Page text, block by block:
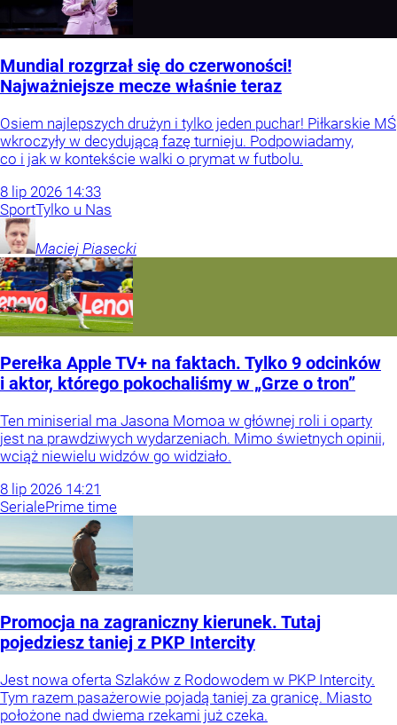
Mundial rozgrzał się do czerwoności!
Najważniejsze mecze właśnie teraz
Osiem najlepszych drużyn i tylko jeden puchar! Piłkarskie MŚ
wkroczyły w decydującą fazę turnieju. Podpowiadamy,
co i jak w kontekście walki o prymat w futbolu.
8 lip 2026 14:33
SportTylko u Nas
Maciej Piasecki
Perełka Apple TV+ na faktach. Tylko 9 odcinków
i aktor, którego pokochaliśmy w „Grze o tron”
Ten miniserial ma Jasona Momoa w głównej roli i oparty
jest na prawdziwych wydarzeniach. Mimo świetnych opinii,
wciąż niewielu widzów go widziało.
8 lip 2026 14:21
SerialePrime time
Promocja na zagraniczny kierunek. Tutaj
pojedziesz taniej z PKP Intercity
Jest nowa oferta Szlaków z Rodowodem w PKP Intercity.
Tym razem pasażerowie pojadą taniej za granicę. Miasto
położone nad dwiema rzekami już czeka.